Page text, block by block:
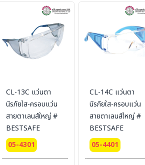
CL-13C แว่นตา
นิรภัยใส-ครอบแว่น
สายตาเลนส์ใหญ่ #
BESTSAFE
05-4301
CL-14C แว่นตา
นิรภัยใส-ครอบแว่น
สายตาเลนส์ใหญ่ #
BESTSAFE
05-4401